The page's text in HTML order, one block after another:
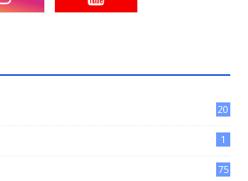
20
1
75